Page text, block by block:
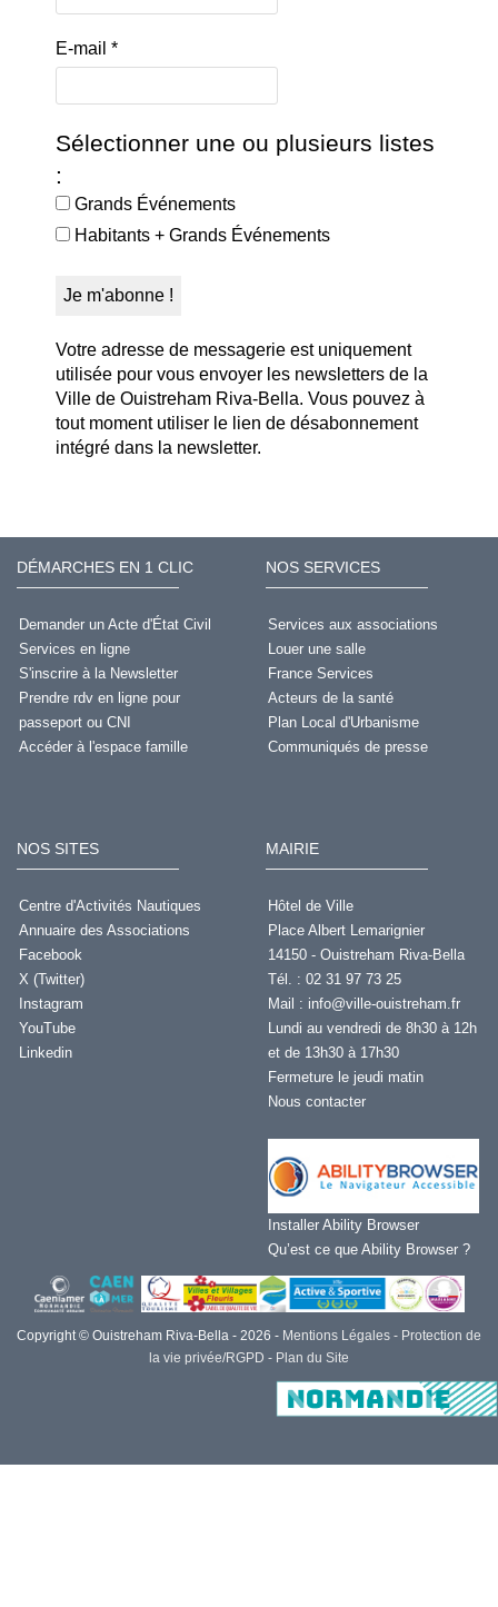
E-mail *
Sélectionner une ou plusieurs listes
:
Grands Événements
Habitants + Grands Événements
Votre adresse de messagerie est uniquement
utilisée pour vous envoyer les newsletters de la
Ville de Ouistreham Riva-Bella. Vous pouvez à
tout moment utiliser le lien de désabonnement
intégré dans la newsletter.
DÉMARCHES EN 1 CLIC
Demander un Acte d'État Civil
Services en ligne
S'inscrire à la Newsletter
Prendre rdv en ligne pour
passeport ou CNI
Accéder à l'espace famille
NOS SERVICES
Services aux associations
Louer une salle
France Services
Acteurs de la santé
Plan Local d'Urbanisme
Communiqués de presse
NOS SITES
Centre d'Activités Nautiques
Annuaire des Associations
Facebook
X (Twitter)
Instagram
YouTube
Linkedin
MAIRIE
Hôtel de Ville
Place Albert Lemarignier
14150 - Ouistreham Riva-Bella
Tél. : 02 31 97 73 25
Mail : info@ville-ouistreham.fr
Lundi au vendredi de 8h30 à 12h
et de 13h30 à 17h30
Fermeture le jeudi matin
Nous contacter
Installer Ability Browser
Qu’est ce que Ability Browser ?
Copyright © Ouistreham Riva-Bella - 2026 - Mentions Légales - Protection de
la vie privée/RGPD - Plan du Site